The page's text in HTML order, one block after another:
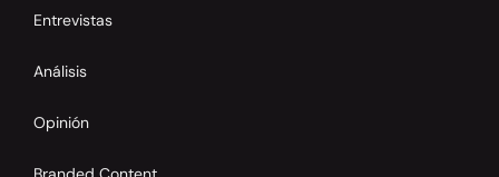
Entrevistas
Análisis
Opinión